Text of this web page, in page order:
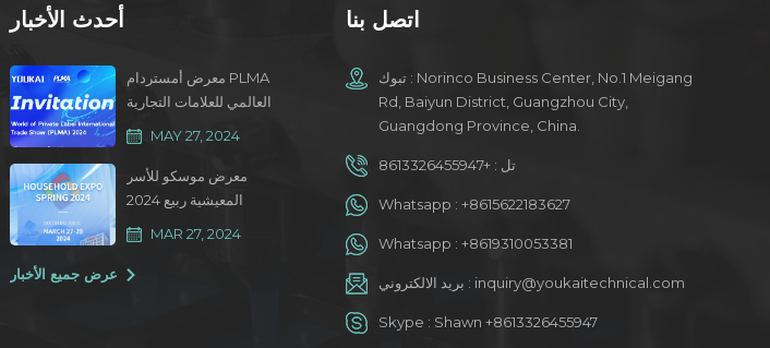
اتصل بنا
تبوك : Norinco Business Center, No.1 Meigang
Rd, Baiyun District, Guangzhou City,
Guangdong Province, China.
تل :+8613326455947
Whatsapp : +8615622183627
Whatsapp : +8619310053381
بريد الالكتروني : inquiry@youkaitechnical.com
Skype : Shawn +8613326455947
أحدث الأخبار
معرض أمستردام PLMA
العالمي للعلامات التجارية
MAY 27, 2024
معرض موسكو للأسر
المعيشية ربيع 2024
MAR 27, 2024
عرض جميع الأخبار